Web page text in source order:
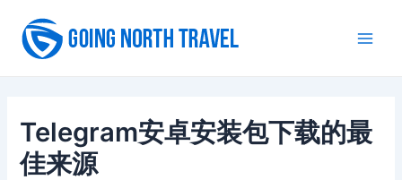
content
Telegram安卓安装包下载的最
佳来源